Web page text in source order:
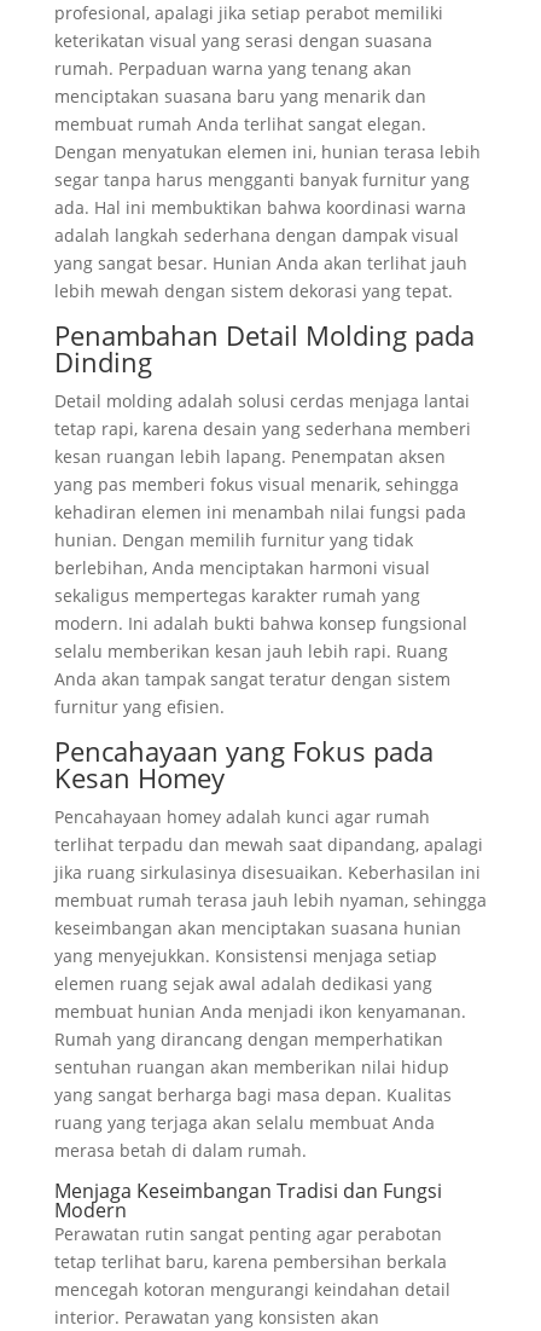
profesional, apalagi jika setiap perabot memiliki
keterikatan visual yang serasi dengan suasana
rumah. Perpaduan warna yang tenang akan
menciptakan suasana baru yang menarik dan
membuat rumah Anda terlihat sangat elegan.
Dengan menyatukan elemen ini, hunian terasa lebih
segar tanpa harus mengganti banyak furnitur yang
ada. Hal ini membuktikan bahwa koordinasi warna
adalah langkah sederhana dengan dampak visual
yang sangat besar. Hunian Anda akan terlihat jauh
lebih mewah dengan sistem dekorasi yang tepat.
Penambahan Detail Molding pada
Dinding
Detail molding adalah solusi cerdas menjaga lantai
tetap rapi, karena desain yang sederhana memberi
kesan ruangan lebih lapang. Penempatan aksen
yang pas memberi fokus visual menarik, sehingga
kehadiran elemen ini menambah nilai fungsi pada
hunian. Dengan memilih furnitur yang tidak
berlebihan, Anda menciptakan harmoni visual
sekaligus mempertegas karakter rumah yang
modern. Ini adalah bukti bahwa konsep fungsional
selalu memberikan kesan jauh lebih rapi. Ruang
Anda akan tampak sangat teratur dengan sistem
furnitur yang efisien.
Pencahayaan yang Fokus pada
Kesan Homey
Pencahayaan homey adalah kunci agar rumah
terlihat terpadu dan mewah saat dipandang, apalagi
jika ruang sirkulasinya disesuaikan. Keberhasilan ini
membuat rumah terasa jauh lebih nyaman, sehingga
keseimbangan akan menciptakan suasana hunian
yang menyejukkan. Konsistensi menjaga setiap
elemen ruang sejak awal adalah dedikasi yang
membuat hunian Anda menjadi ikon kenyamanan.
Rumah yang dirancang dengan memperhatikan
sentuhan ruangan akan memberikan nilai hidup
yang sangat berharga bagi masa depan. Kualitas
ruang yang terjaga akan selalu membuat Anda
merasa betah di dalam rumah.
Menjaga Keseimbangan Tradisi dan Fungsi
Modern
Perawatan rutin sangat penting agar perabotan
tetap terlihat baru, karena pembersihan berkala
mencegah kotoran mengurangi keindahan detail
interior. Perawatan yang konsisten akan